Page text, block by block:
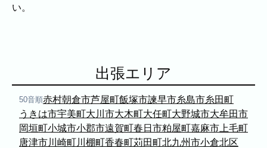
宗像市 宇美町 直方市
北九州市戸畑区
北九州市八幡東区
北九州市小倉北区
北九州市小倉南区
朝倉市
久留米市 北九州市門司区 八女市
い。
出張エリア
50音順赤村朝倉市芦屋町飯塚市諫早市糸島市糸田町
うきは市宇美町大川市大木町大任町大野城市大牟田市
岡垣町小城市小郡市遠賀町春日市粕屋町嘉麻市 上毛町
唐津市川崎町川棚町香春町苅田町北九州市小倉北区